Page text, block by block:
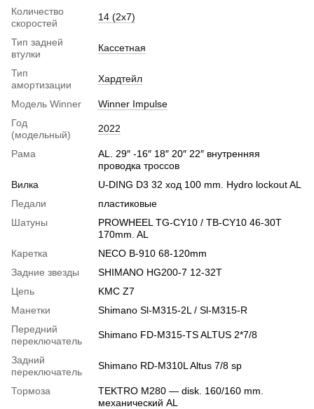
Количество
скоростей
14 (2х7)
Тип задней
втулки
Кассетная
Тип
амортизации
Хардтейл
Модель Winner
Winner Impulse
Год
(модельный)
2022
Рама
AL. 29″ -16″ 18″ 20″ 22″ внутренняя
проводка троссов
Вилка
U-DING D3 32 ход 100 mm. Hydro lockout AL
Педали
пластиковые
Шатуны
PROWHEEL TG-CY10 / TB-CY10 46-30T
170mm. AL
Каретка
NECO B-910 68-120mm
Задние звезды
SHIMANO HG200-7 12-32T
Цепь
KMC Z7
Манетки
Shimano Sl-M315-2L / Sl-M315-R
Передний
переключатель
Shimano FD-M315-TS ALTUS 2*7/8
Задний
переключатель
Shimano RD-M310L Altus 7/8 sp
Тормоза
TEKTRO M280 — disk. 160/160 mm.
механический AL